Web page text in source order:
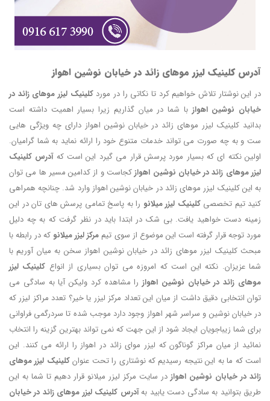
آدرس کلینیک لیزر موهای زائد در خیابان نوشین اهواز
در این نوشتار تلاش خواهیم کرد تا نکاتی را در موردکلینیک لیزر موهای زائد در
خیابان نوشین اهوازبا شما در میان گذاریم زیرا بسیار اهمیت داشته است
بدانید کلینیک لیزر موهای زائد در خیابان نوشین اهواز دارای چه ویژگی هایی
ست و به چه صورت می تواند خدمات متنوع خود را ارائه نماید به شما گرامیان.
اولین نکته ای که بسیار مورد پرسش قرار می گیرد این است کهآدرس کلینیک
لیزر موهای زائد در خیابان نوشین اهوازکجاست و از کدامین مسیر ها می توان
به این کلینیک لیزر موهای زائد در خیابان نوشین اهواز وارد شد. چنانچه همراهی
کنید تیم تخصصیکلینیک لیزر میلانو را به پاسخ تمامی پرسش های تان در این
زمینه دست خواهید یافت. بی شک در ابتدا باید در نظر گرفت که به چه دلیل
مورد توجه قرار گرفته است این موضوع از سوی تیم مرکز لیزر میلانوکه در رابطه با
مبحث کلینیک لیزر موهای زائد در خیابان نوشین اهواز سخن به میان آوریم با
شما عزیزان. نکته این است که امروزه می توان بسیاری از انواع کلینیک لیزر
موهای زائد در خیابان نوشین اهوازرا مشاهده کرد ولیکن آیا به سادگی می
توان انتخابی دقیق داشت از میان این تعداد مرکز لیزر یا خیر؟ تعدد مراکز لیزر که
در خیابان نوشین و سراسر شهر اهواز وجود دارد موجب شده تا سردرگمی فراوانی
برای شما زیباجویان ایجاد شود از این جهت که نمی تواند بهترین گزینه را انتخاب
نمائید از میان مراکز گوناگون که لیزر موای زائد در اهواز را ارائه می کنند. این
است که ما به این نتیجه رسیدیم که نوشتاری را تحت عنوانکلینیک لیزر موهای
زائد در خیابان نوشین اهوازدر سایت مرکز لیزر میلانو قرار دهیم تا شما به این
طریق بتوانید به سادگی دست یابید بهآدرس کلینیک لیزر موهای زائد در خیابان